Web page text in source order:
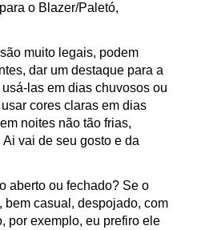
o Blazer/Paletó,
muito legais, podem
dar um destaque para a
las em dias chuvosos ou
cores claras em dias
noites não tão frias,
vai de seu gosto e da
aberto ou fechado? Se o
bem casual, despojado, com
por exemplo, eu prefiro ele